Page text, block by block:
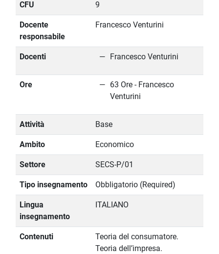
CFU 9
Docente
responsabile
Francesco Venturini
Docenti Francesco Venturini
Ore
63 Ore - Francesco
Venturini
Attività Base
Ambito Economico
Settore SECS-P/01
Tipo insegnamento Obbligatorio (Required)
Lingua
insegnamento
ITALIANO
Contenuti
Teoria del consumatore.
Teoria dell’impresa.